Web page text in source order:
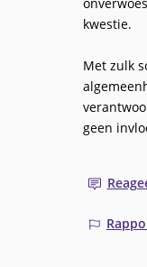
kwestie.
Met zulk
geen